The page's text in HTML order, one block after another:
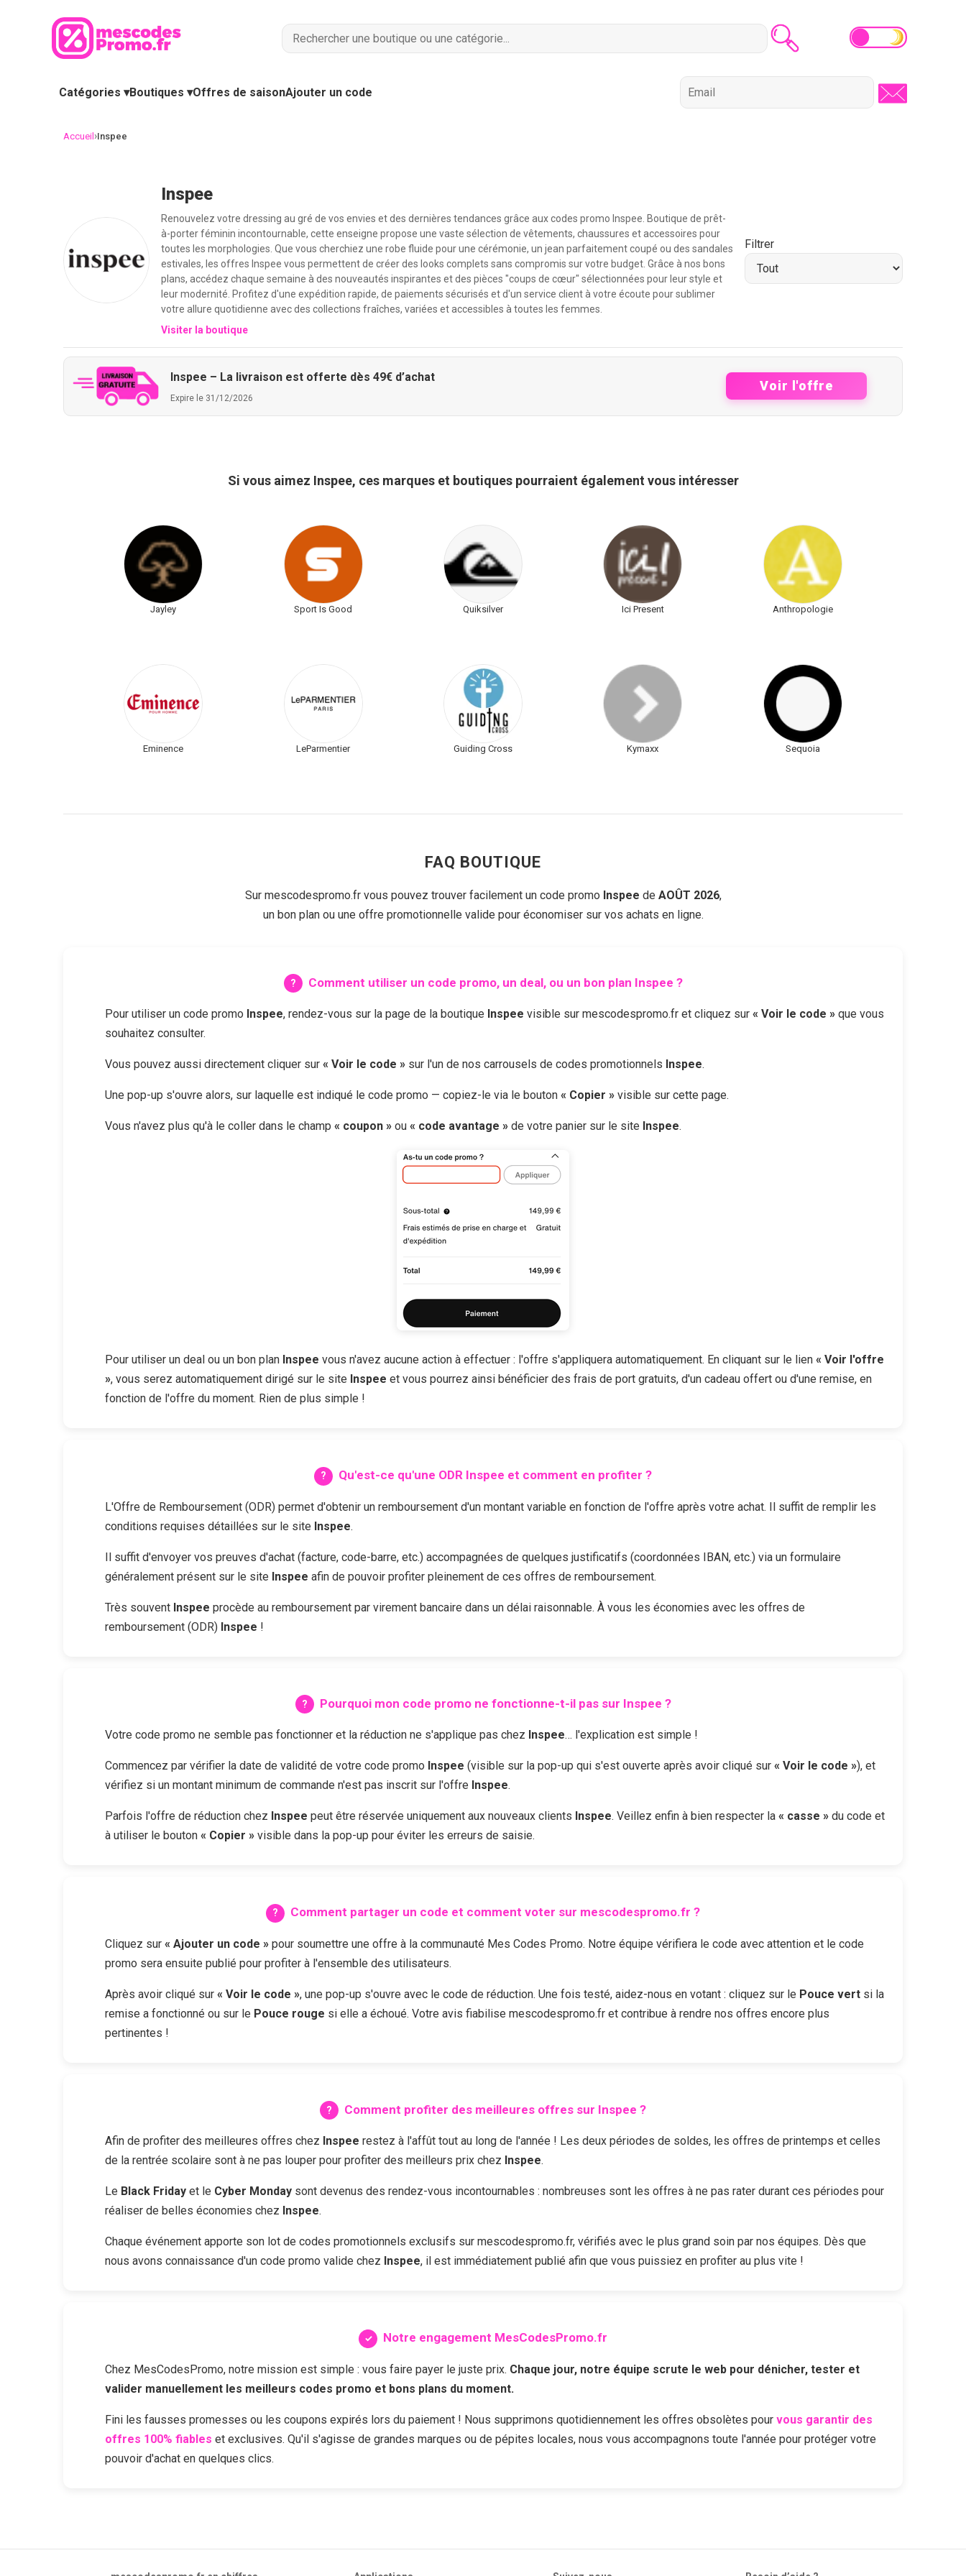
Catégories ▾Boutiques ▾Offres de saisonAjouter un code
Accueil ›Inspee
Inspee
Renouvelez votre dressing au gré de vos envies et des dernières tendances grâce aux codes promo Inspee. Boutique de prêt-
à-porter féminin incontournable, cette enseigne propose une vaste sélection de vêtements, chaussures et accessoires pour
toutes les morphologies. Que vous cherchiez une robe fluide pour une cérémonie, un jean parfaitement coupé ou des sandales
estivales, les offres Inspee vous permettent de créer des looks complets sans compromis sur votre budget. Grâce à nos bons
plans, accédez chaque semaine à des nouveautés inspirantes et des pièces "coups de cœur" sélectionnées pour leur style et
leur modernité. Profitez d'une expédition rapide, de paiements sécurisés et d'un service client à votre écoute pour sublimer
votre allure quotidienne avec des collections fraîches, variées et accessibles à toutes les femmes.
Visiter la boutique
Filtrer
Inspee – La livraison est offerte dès 49€ d’achat
Expire le 31/12/2026
Voir l'offre
Si vous aimez Inspee, ces marques et boutiques pourraient également vous intéresser
Jayley Sport Is Good Quiksilver Ici Present Anthropologie
Eminence LeParmentier Guiding Cross Kymaxx Sequoia
FAQ BOUTIQUE
Sur mescodespromo.fr vous pouvez trouver facilement un code promo Inspee de AOÛT 2026,
un bon plan ou une offre promotionnelle valide pour économiser sur vos achats en ligne.
Comment utiliser un code promo, un deal, ou un bon plan Inspee ?
Pour utiliser un code promo Inspee, rendez-vous sur la page de la boutique Inspee visible sur mescodespromo.fr et cliquez sur « Voir le code » que vous
souhaitez consulter.
Vous pouvez aussi directement cliquer sur « Voir le code » sur l'un de nos carrousels de codes promotionnels Inspee.
Une pop-up s'ouvre alors, sur laquelle est indiqué le code promo — copiez-le via le bouton « Copier » visible sur cette page.
Vous n'avez plus qu'à le coller dans le champ « coupon » ou « code avantage » de votre panier sur le site Inspee.
Pour utiliser un deal ou un bon plan Inspee vous n'avez aucune action à effectuer : l'offre s'appliquera automatiquement. En cliquant sur le lien « Voir l'offre
», vous serez automatiquement dirigé sur le site Inspee et vous pourrez ainsi bénéficier des frais de port gratuits, d'un cadeau offert ou d'une remise, en
fonction de l'offre du moment. Rien de plus simple !
Qu'est-ce qu'une ODR Inspee et comment en profiter ?
L'Offre de Remboursement (ODR) permet d'obtenir un remboursement d'un montant variable en fonction de l'offre après votre achat. Il suffit de remplir les
conditions requises détaillées sur le site Inspee.
Il suffit d'envoyer vos preuves d'achat (facture, code-barre, etc.) accompagnées de quelques justificatifs (coordonnées IBAN, etc.) via un formulaire
généralement présent sur le site Inspee afin de pouvoir profiter pleinement de ces offres de remboursement.
Très souvent Inspee procède au remboursement par virement bancaire dans un délai raisonnable. À vous les économies avec les offres de
remboursement (ODR) Inspee !
Pourquoi mon code promo ne fonctionne-t-il pas sur Inspee ?
Votre code promo ne semble pas fonctionner et la réduction ne s'applique pas chez Inspee… l'explication est simple !
Commencez par vérifier la date de validité de votre code promo Inspee (visible sur la pop-up qui s'est ouverte après avoir cliqué sur « Voir le code »), et
vérifiez si un montant minimum de commande n'est pas inscrit sur l'offre Inspee.
Parfois l'offre de réduction chez Inspee peut être réservée uniquement aux nouveaux clients Inspee. Veillez enfin à bien respecter la « casse » du code et
à utiliser le bouton « Copier » visible dans la pop-up pour éviter les erreurs de saisie.
Comment partager un code et comment voter sur mescodespromo.fr ?
Cliquez sur « Ajouter un code » pour soumettre une offre à la communauté Mes Codes Promo. Notre équipe vérifiera le code avec attention et le code
promo sera ensuite publié pour profiter à l'ensemble des utilisateurs.
Après avoir cliqué sur « Voir le code », une pop-up s'ouvre avec le code de réduction. Une fois testé, aidez-nous en votant : cliquez sur le Pouce vert si la
remise a fonctionné ou sur le Pouce rouge si elle a échoué. Votre avis fiabilise mescodespromo.fr et contribue à rendre nos offres encore plus
pertinentes !
Comment profiter des meilleures offres sur Inspee ?
Afin de profiter des meilleures offres chez Inspee restez à l'affût tout au long de l'année ! Les deux périodes de soldes, les offres de printemps et celles
de la rentrée scolaire sont à ne pas louper pour profiter des meilleurs prix chez Inspee.
Le Black Friday et le Cyber Monday sont devenus des rendez-vous incontournables : nombreuses sont les offres à ne pas rater durant ces périodes pour
réaliser de belles économies chez Inspee.
Chaque événement apporte son lot de codes promotionnels exclusifs sur mescodespromo.fr, vérifiés avec le plus grand soin par nos équipes. Dès que
nous avons connaissance d'un code promo valide chez Inspee, il est immédiatement publié afin que vous puissiez en profiter au plus vite !
Notre engagement MesCodesPromo.fr
Chez MesCodesPromo, notre mission est simple : vous faire payer le juste prix. Chaque jour, notre équipe scrute le web pour dénicher, tester et
valider manuellement les meilleurs codes promo et bons plans du moment.
Fini les fausses promesses ou les coupons expirés lors du paiement ! Nous supprimons quotidiennement les offres obsolètes pour vous garantir des
offres 100% fiables et exclusives. Qu'il s'agisse de grandes marques ou de pépites locales, nous vous accompagnons toute l'année pour protéger votre
pouvoir d'achat en quelques clics.